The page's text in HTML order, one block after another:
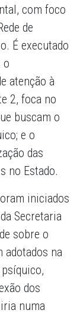
com foco
de
É executado
o
atenção à
2, foca no
buscam o
e o
das
no Estado.
iniciados
Secretaria
sobre o
adotados na
dos
numa